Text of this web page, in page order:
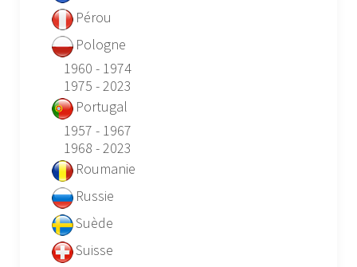
Pérou
Pologne
1960 - 1974
1975 - 2023
Portugal
1957 - 1967
1968 - 2023
Roumanie
Russie
Suède
Suisse